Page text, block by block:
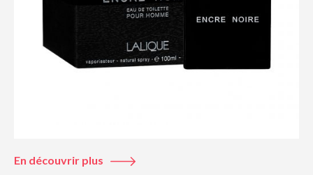
En découvrir plus